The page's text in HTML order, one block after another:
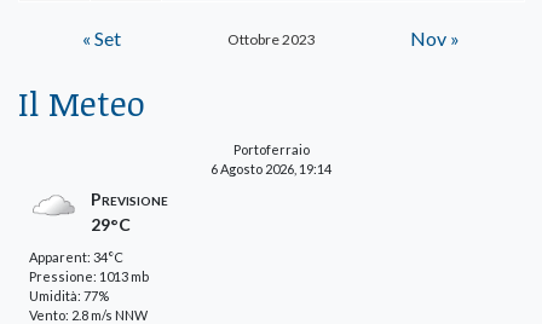
Ottobre 2023
« Set Nov »
Il Meteo
Portoferraio
6 Agosto 2026, 19:14
Previsione
29°C
Apparent: 34°C
Pressione: 1013 mb
Umidità: 77%
Vento: 2.8 m/s NNW